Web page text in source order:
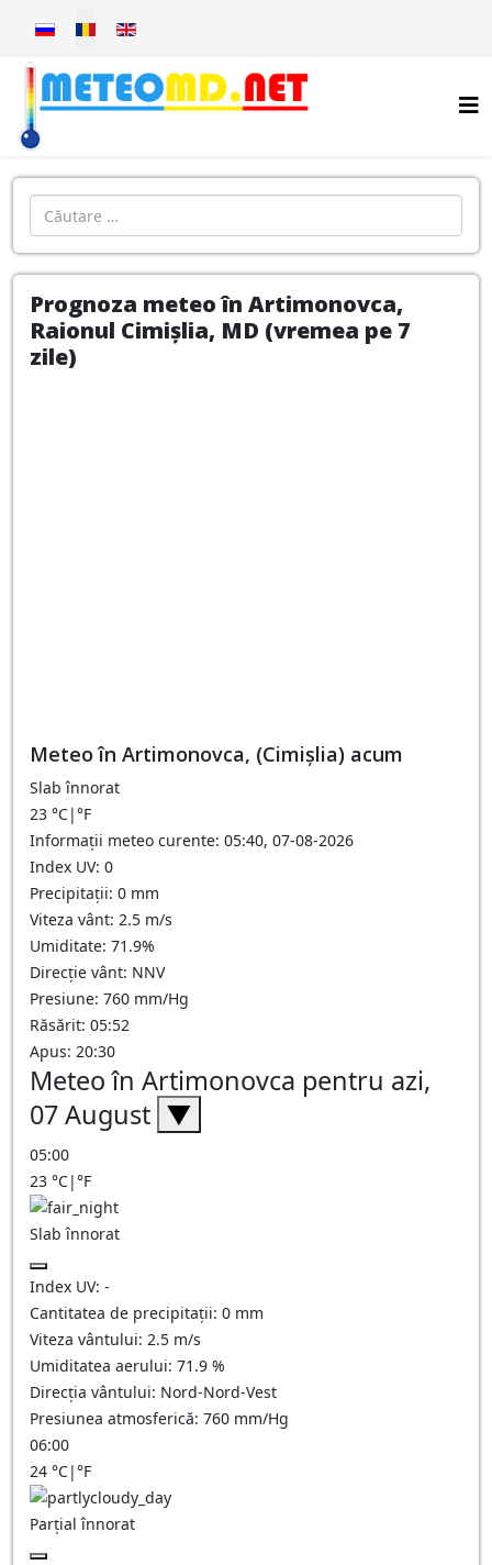
Selectați limba dvs
Introdu localitatea:
Prognoza meteo în Artimonovca,
Raionul Cimișlia, MD (vremea pe 7
zile)
Meteo în Artimonovca, (Cimișlia) acum
Slab înnorat
23 °C|°F
Informații meteo curente: 05:40, 07-08-2026
Index UV: 0
Precipitații: 0 mm
Viteza vânt: 2.5 m/s
Umiditate: 71.9%
Direcție vânt: NNV
Presiune: 760 mm/Hg
Răsărit: 05:52
Apus: 20:30
Meteo în Artimonovca pentru azi,
07 August ▼
05:00
23 °C|°F
Slab înnorat
Index UV: -
Cantitatea de precipitații: 0 mm
Viteza vântului: 2.5 m/s
Umiditatea aerului: 71.9 %
Direcția vântului: Nord-Nord-Vest
Presiunea atmosferică: 760 mm/Hg
06:00
24 °C|°F
Parțial înnorat